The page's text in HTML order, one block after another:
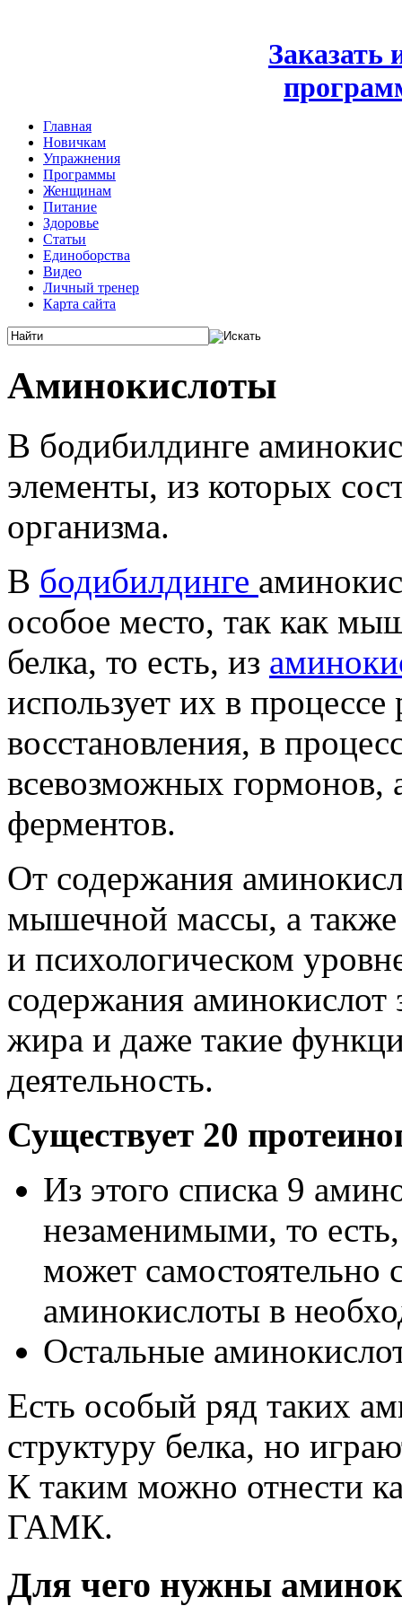
Заказать
Главная
Новичкам
Упражнения
Программы
Женщинам
Питание
Здоровье
Статьи
Единоборства
Видео
Личный тренер
Карта сайта
Аминокислоты
В бодибилдинге
элементы, из которых
организма.
В бодибилдинге
особое место, так как
белка, то есть, из
использует их в процессе
восстановления, в
всевозможных гормонов,
ферментов.
От содержания
мышечной массы, а также
и психологическом
содержания аминокислот
жира и даже такие
деятельность.
Существует 20
Из этого списка 9
незаменимыми, то
может самостоятельно
аминокислоты в
Остальные
Есть особый ряд таких
структуру белка, но
К таким можно отнести
ГАМК.
Для чего нужны